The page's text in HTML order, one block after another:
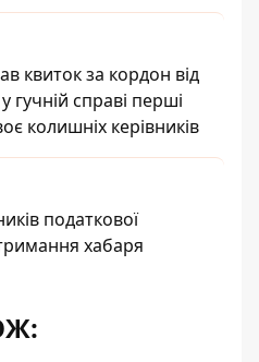
квиток за кордон від
гучній справі перші
колишніх керівників
податкової
хабаря